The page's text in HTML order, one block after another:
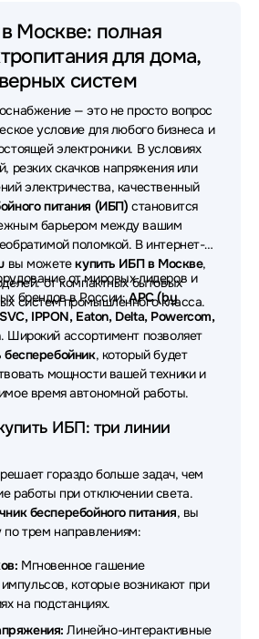
питания (ИБП - UPS)
Powercom
питания (ИБП - UPS)
CyberPower
питания (ИБП - UPS)
Powerman
питания (ИБП - UPS)
SVC
питания (ИБП - UPS)
Импульс
питания (ИБП - UPS)
Tuncmatik
питания (ИБП - UPS)
Systeme Electric
питания (ИБП - UPS)
питания (ИБП - UPS)
Delta
Штиль
питания (ИБП - UPS)
Москве: полная
для дома,
систем
— это не просто вопрос
условие для любого бизнеса и
электроники. В условиях
резких скачков напряжения или
электричества, качественный
питания (ИБП) становится
барьером между вашим
поломкой. В интернет-
вы можетекупить ИБП в Москве,
от компактных бытовых
систем промышленного класса.
от мировых лидеров и
брендов в России:APC (by
IPPON, Eaton, Delta, Powercom,
. Широкий ассортимент позволяет
бесперебойник, который будет
мощности вашей техники и
время автономной работы.
ИБП: три линии
гораздо больше задач, чем
работы при отключении света.
бесперебойного питания, вы
трем направлениям:
Мгновенное гашение
которые возникают при
на подстанциях.
Линейно-интерактивные